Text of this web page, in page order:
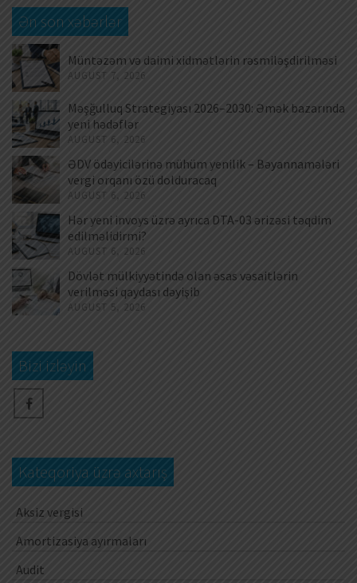
Ən son xəbərlər
Müntəzəm və daimi xidmətlərin rəsmiləşdirilməsi
AUGUST 7, 2026
Məşğulluq Strategiyası 2026–2030: Əmək bazarında
yeni hədəflər
AUGUST 6, 2026
ƏDV ödəyicilərinə mühüm yenilik – Bəyannamələri
vergi orqanı özü dolduracaq
AUGUST 6, 2026
Hər yeni invoys üzrə ayrıca DTA-03 ərizəsi təqdim
edilməlidirmi?
AUGUST 6, 2026
Dövlət mülkiyyətində olan əsas vəsaitlərin
verilməsi qaydası dəyişib
AUGUST 5, 2026
Bizi izləyin
Kateqoriya üzrə axtarış
Aksiz vergisi
Amortizasiya ayırmaları
Audit